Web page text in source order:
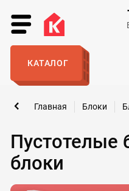
КАТАЛОГ
Пустотелые
блоки
Главная Блоки